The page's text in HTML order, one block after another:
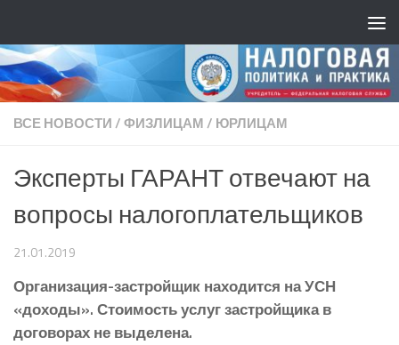
ВСЕ НОВОСТИ/ФИЗЛИЦАМ/ ЮРЛИЦАМ
Эксперты ГАРАНТ отвечают на
вопросы налогоплательщиков
21.01.2019
Организация-застройщик находится на УСН
«доходы». Стоимость услуг застройщика в
договорах не выделена.